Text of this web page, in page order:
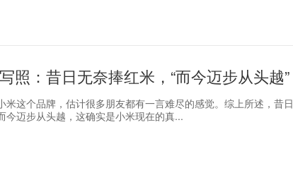
照：昔日无奈捧红米，“而今迈步从头越”
米这个品牌，估计很多朋友都有一言难尽的感觉。综上所述，昔日
今迈步从头越，这确实是小米现在的真...